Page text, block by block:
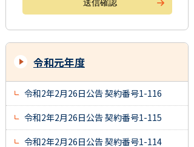
令和元年度
令和2年2月26日公告 契約番号1-116
令和2年2月26日公告 契約番号1-115
令和2年2月26日公告 契約番号1-114